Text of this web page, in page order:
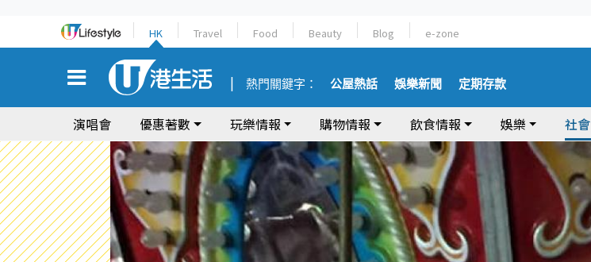
HK Travel Food Beauty Blog e-zone
熱門關鍵字： 公屋熱話 娛樂新聞 定期存款
演唱會 優惠著數 玩樂情報 購物情報 飲食情報 娛樂 社會